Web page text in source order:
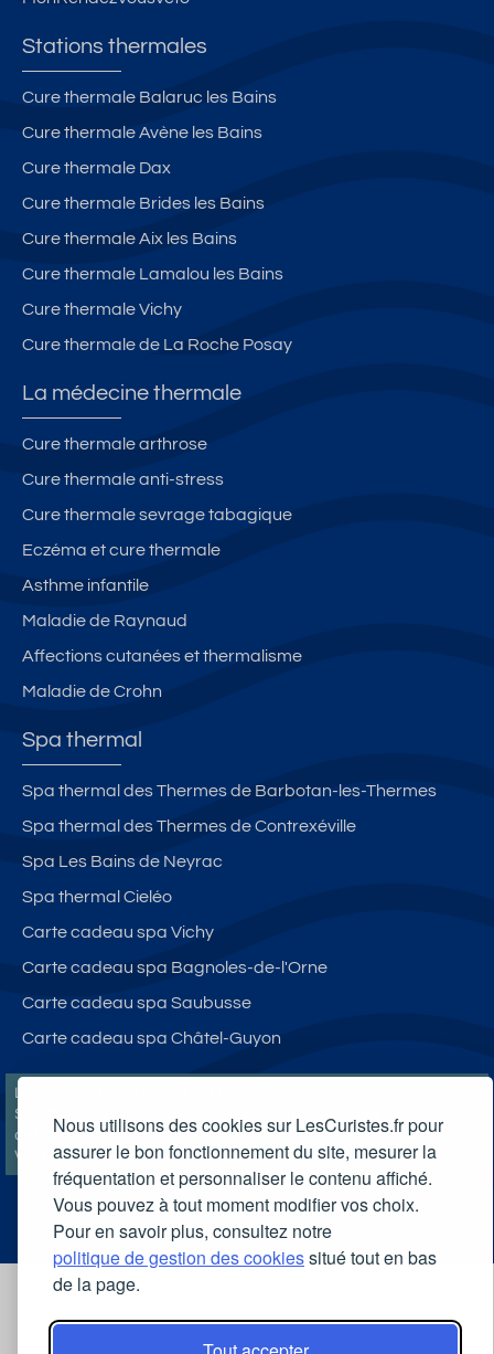
Nous utilisons des cookies sur LesCuristes.fr pour
assurer le bon fonctionnement du site, mesurer la
fréquentation et personnaliser le contenu affiché.
Vous pouvez à tout moment modifier vos choix.
Pour en savoir plus, consultez notre
politique de gestion des cookiessitué tout en bas
de la page.
Stations thermales
Cure thermale Balaruc les Bains
Cure thermale Avène les Bains
Cure thermale Dax
Cure thermale Brides les Bains
Cure thermale Aix les Bains
Cure thermale Lamalou les Bains
Cure thermale Vichy
Cure thermale de La Roche Posay
La médecine thermale
Cure thermale arthrose
Cure thermale anti-stress
Cure thermale sevrage tabagique
Eczéma et cure thermale
Asthme infantile
Maladie de Raynaud
Affections cutanées et thermalisme
Maladie de Crohn
Spa thermal
Spa thermal des Thermes de Barbotan-les-Thermes
Spa thermal des Thermes de Contrexéville
Spa Les Bains de Neyrac
Spa thermal Cieléo
Carte cadeau spa Vichy
Carte cadeau spa Bagnoles-de-l'Orne
Carte cadeau spa Saubusse
Carte cadeau spa Châtel-Guyon
LesCuristes.fr participe et est conforme à l'ensemble des
Spécifications et Politiques du Transparency & Consent Framework
de l'IAB Europe et utilise la Consent Management Platform n°92.
Vous pouvez modifier vos choix à tout moment encliquant ici.